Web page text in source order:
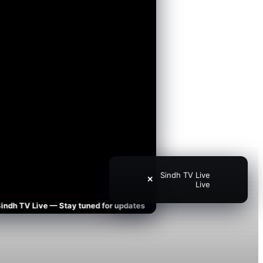
TV Live — Stay tuned for updates
Sindh TV Live
Live
✕